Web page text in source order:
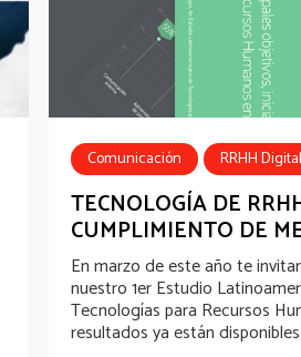
Comunicación RRHH Digital
Reconocimientos
TECNOLOGÍA DE
CUMPLIMIENTO DE
En marzo de este año te
nuestro 1er Estudio
Tecnologías para Recursos
resultados ya están disponibles